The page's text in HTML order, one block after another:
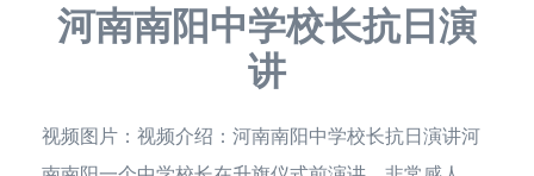
河南南阳中学校长抗日演
讲
视频图片：视频介绍：河南南阳中学校长抗日演讲河